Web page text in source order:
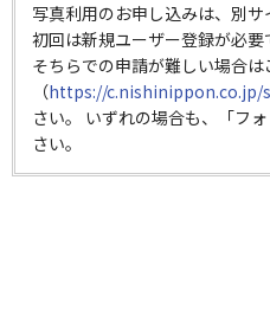
写真利用のお申し込みは、別
初回は新規ユーザー登録が必要
そちらでの申請が難しい場合
（https://c.nishinippon.co.jp/
さい。 いずれの場合も、「フ
さい。